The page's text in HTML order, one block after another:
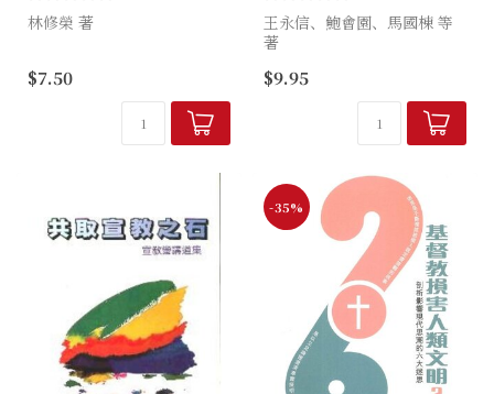
林修榮 著
《明報》「人間有情」專欄所
寫文章。他在致讀者信中說，
當初寫「人間有情」專欄時，
心裏有一個願望，就是「透過
$7.50
王永信、鮑會園、馬國棟 等
著
本書針對近代各種異端作剖
析,提醒信徒如何裝備自己，
$9.95
-35%